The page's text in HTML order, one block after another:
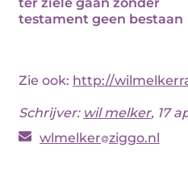
testament geen bestaan
Zie ook: http://
Schrijver: wil melker, 17
wlmelker ziggo.nl